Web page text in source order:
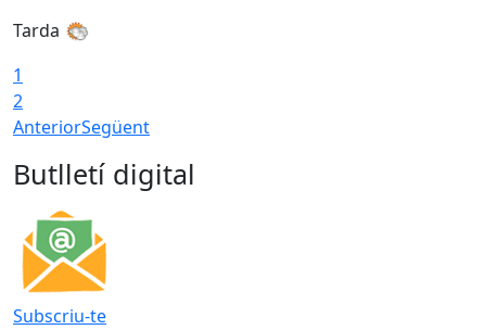
Tarda
1
2
AnteriorSegüent
Butlletí digital
Subscriu-te